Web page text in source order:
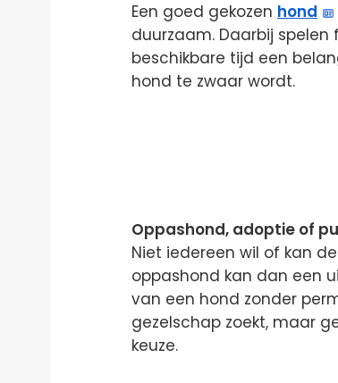
Een goed gekozen hond
duurzaam. Daarbij
beschikbare tijd een
hond te zwaar wordt.
Oppashond, adoptie of
Niet iedereen wil of kan
oppashond kan dan een
van een hond zonder
gezelschap zoekt, maar
keuze.